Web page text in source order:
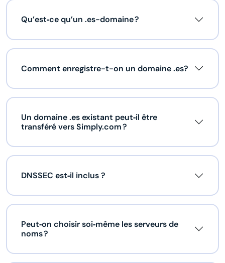
Qu’est‑ce qu’un .es-domaine ?
Comment enregistre-t-on un domaine .es?
Un domaine .es existant peut‑il être
transféré vers Simply.com ?
DNSSEC est‑il inclus ?
Peut‑on choisir soi‑même les serveurs de
noms ?